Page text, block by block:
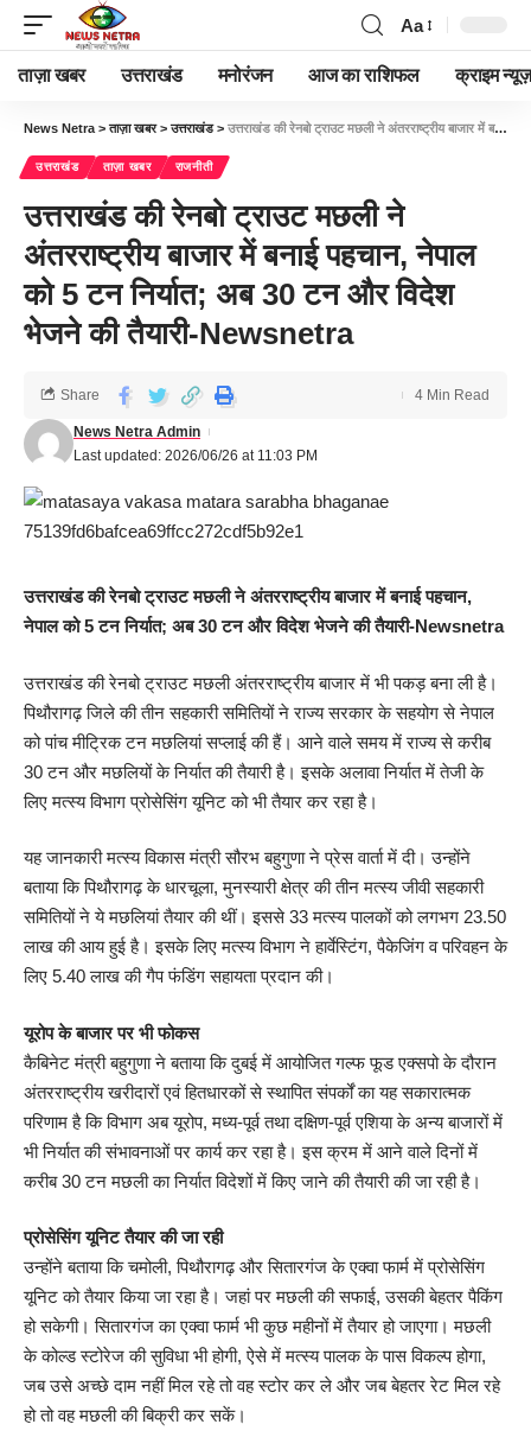
Aa
ताज़ा खबर उत्तराखंड मनोरंजन आज का राशिफल क्राइम न्यूज़
News Netra >ताज़ा खबर>उत्तराखंड> उत्तराखंड की रेनबो ट्राउट मछली ने अंतरराष्ट्रीय बाजार में बनाई पहचान, नेपाल को 5 टन निर्यात; अब 30 टन और विदेश भेजने की तैयारी-Newsnetra
उत्तराखंड ताज़ा खबर राजनीती
उत्तराखंड की रेनबो ट्राउट मछली ने
अंतरराष्ट्रीय बाजार में बनाई पहचान, नेपाल
को 5 टन निर्यात; अब 30 टन और विदेश
भेजने की तैयारी-Newsnetra
Last updated: 2026/06/26 at 11:03 PM
News Netra Admin
Share 4 Min Read
उत्तराखंड की रेनबो ट्राउट मछली ने अंतरराष्ट्रीय बाजार में बनाई पहचान,
नेपाल को 5 टन निर्यात; अब 30 टन और विदेश भेजने की तैयारी-Newsnetra
उत्तराखंड की रेनबो ट्राउट मछली अंतरराष्ट्रीय बाजार में भी पकड़ बना ली है।
पिथौरागढ़ जिले की तीन सहकारी समितियों ने राज्य सरकार के सहयोग से नेपाल
को पांच मीट्रिक टन मछलियां सप्लाई की हैं। आने वाले समय में राज्य से करीब
30 टन और मछलियों के निर्यात की तैयारी है। इसके अलावा निर्यात में तेजी के
लिए मत्स्य विभाग प्रोसेसिंग यूनिट को भी तैयार कर रहा है।
यह जानकारी मत्स्य विकास मंत्री सौरभ बहुगुणा ने प्रेस वार्ता में दी। उन्होंने
बताया कि पिथौरागढ़ के धारचूला, मुनस्यारी क्षेत्र की तीन मत्स्य जीवी सहकारी
समितियों ने ये मछलियां तैयार की थीं। इससे 33 मत्स्य पालकों को लगभग 23.50
लाख की आय हुई है। इसके लिए मत्स्य विभाग ने हार्वेस्टिंग, पैकेजिंग व परिवहन के
लिए 5.40 लाख की गैप फंडिंग सहायता प्रदान की।
यूरोप के बाजार पर भी फोकस
कैबिनेट मंत्री बहुगुणा ने बताया कि दुबई में आयोजित गल्फ फूड एक्सपो के दौरान
अंतरराष्ट्रीय खरीदारों एवं हितधारकों से स्थापित संपर्कों का यह सकारात्मक
परिणाम है कि विभाग अब यूरोप, मध्य-पूर्व तथा दक्षिण-पूर्व एशिया के अन्य बाजारों में
भी निर्यात की संभावनाओं पर कार्य कर रहा है। इस क्रम में आने वाले दिनों में
करीब 30 टन मछली का निर्यात विदेशों में किए जाने की तैयारी की जा रही है।
प्रोसेसिंग यूनिट तैयार की जा रही
उन्होंने बताया कि चमोली, पिथौरागढ़ और सितारगंज के एक्वा फार्म में प्रोसेसिंग
यूनिट को तैयार किया जा रहा है। जहां पर मछली की सफाई, उसकी बेहतर पैकिंग
हो सकेगी। सितारगंज का एक्वा फार्म भी कुछ महीनों में तैयार हो जाएगा। मछली
के कोल्ड स्टोरेज की सुविधा भी होगी, ऐसे में मत्स्य पालक के पास विकल्प होगा,
जब उसे अच्छे दाम नहीं मिल रहे तो वह स्टोर कर ले और जब बेहतर रेट मिल रहे
हो तो वह मछली की बिक्री कर सकें।